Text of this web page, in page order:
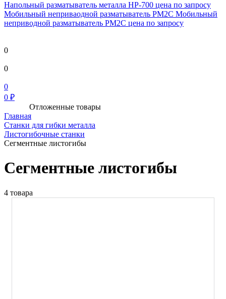
Напольный разматыватель металла HP-700 цена по запросу
Мобильный непривaодной разматыватель РМ2С Мобильный
неприводной разматыватель РМ2С цена по запросу
0
0
0
0 ₽
Отложенные товары
Главная
Станки для гибки металла
Листогибочные станки
Сегментные листогибы
Сегментные листогибы
4 товара